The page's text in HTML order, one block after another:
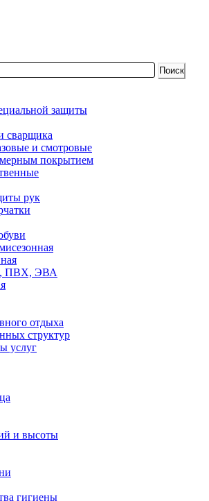
защиты
сварщика
и смотровые
покрытием
рук
ПВХ, ЭВА
отдыха
структур
услуг
и высоты
гигиены